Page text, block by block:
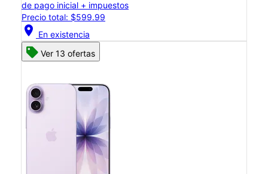
de pago inicial + impuestos
Precio total: $599.99
location_on En existencia
Ver 13 ofertas